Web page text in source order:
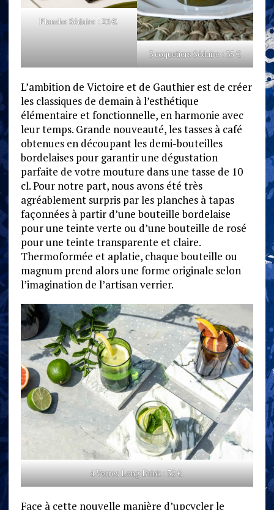
Planche Séduire : 23 €.
3 coquetiers Séduire : 35 €.
L’ambition de Victoire et de Gauthier est de créer
les classiques de demain à l’esthétique
élémentaire et fonctionnelle, en harmonie avec
leur temps. Grande nouveauté, les tasses à café
obtenues en découpant les demi-bouteilles
bordelaises pour garantir une dégustation
parfaite de votre mouture dans une tasse de 10
cl. Pour notre part, nous avons été très
agréablement surpris par les planches à tapas
façonnées à partir d’une bouteille bordelaise
pour une teinte verte ou d’une bouteille de rosé
pour une teinte transparente et claire.
Thermoformée et aplatie, chaque bouteille ou
magnum prend alors une forme originale selon
l’imagination de l’artisan verrier.
4 Verres Long Drink : 52 €.
Face à cette nouvelle manière d’upcycler le